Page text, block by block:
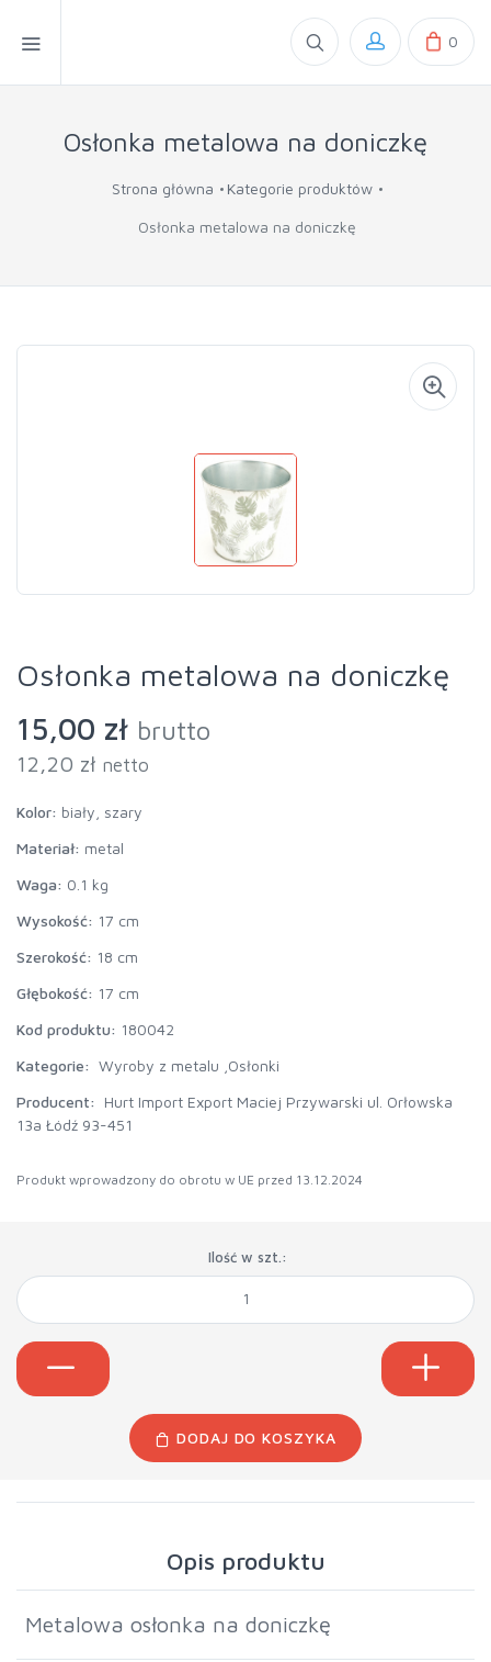
0
Osłonka metalowa na doniczkę
Strona główna Kategorie produktów
Osłonka metalowa na doniczkę
Osłonka metalowa na doniczkę
15,00 zł brutto
12,20 zł netto
Kolor: biały, szary
Materiał: metal
Waga: 0.1 kg
Wysokość: 17 cm
Szerokość: 18 cm
Głębokość: 17 cm
Kod produktu: 180042
Kategorie: Wyroby z metalu , Osłonki
Producent:
Hurt Import Export Maciej Przywarski ul. Orłowska
13a Łódź 93-451
Produkt wprowadzony do obrotu w UE przed 13.12.2024
Ilość w szt.:
DODAJ DO KOSZYKA
Opis produktu
Metalowa osłonka na doniczkę